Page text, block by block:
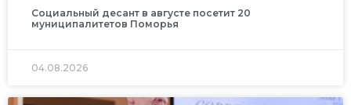
Социальный десант в августе посетит 20
муниципалитетов Поморья
04.08.2026